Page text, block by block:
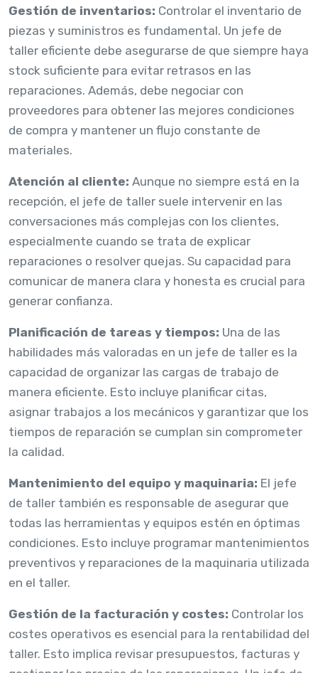
Gestión de inventarios: Controlar el inventario de
piezas y suministros es fundamental. Un jefe de
taller eficiente debe asegurarse de que siempre haya
stock suficiente para evitar retrasos en las
reparaciones. Además, debe negociar con
proveedores para obtener las mejores condiciones
de compra y mantener un flujo constante de
materiales.
Atención al cliente: Aunque no siempre está en la
recepción, el jefe de taller suele intervenir en las
conversaciones más complejas con los clientes,
especialmente cuando se trata de explicar
reparaciones o resolver quejas. Su capacidad para
comunicar de manera clara y honesta es crucial para
generar confianza.
Planificación de tareas y tiempos: Una de las
habilidades más valoradas en un jefe de taller es la
capacidad de organizar las cargas de trabajo de
manera eficiente. Esto incluye planificar citas,
asignar trabajos a los mecánicos y garantizar que los
tiempos de reparación se cumplan sin comprometer
la calidad.
Mantenimiento del equipo y maquinaria: El jefe
de taller también es responsable de asegurar que
todas las herramientas y equipos estén en óptimas
condiciones. Esto incluye programar mantenimientos
preventivos y reparaciones de la maquinaria utilizada
en el taller.
Gestión de la facturación y costes: Controlar los
costes operativos es esencial para la rentabilidad del
taller. Esto implica revisar presupuestos, facturas y